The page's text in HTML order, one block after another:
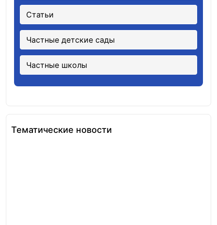
Статьи
Частные детские сады
Частные школы
Тематические новости